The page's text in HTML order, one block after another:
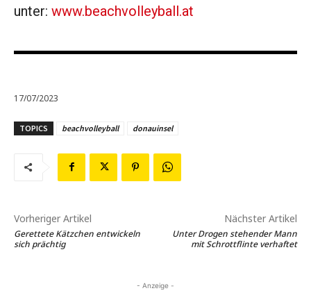
unter: www.beachvolleyball.at
17/07/2023
TOPICS beachvolleyball donauinsel
Vorheriger Artikel
Gerettete Kätzchen entwickeln
sich prächtig
Nächster Artikel
Unter Drogen stehender Mann
mit Schrottflinte verhaftet
- Anzeige -